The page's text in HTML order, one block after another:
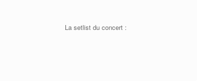
La setlist du concert :